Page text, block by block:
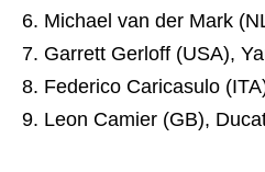
Michael van der Mark
Garrett Gerloff (USA),
Federico Caricasulo
Leon Camier (GB),